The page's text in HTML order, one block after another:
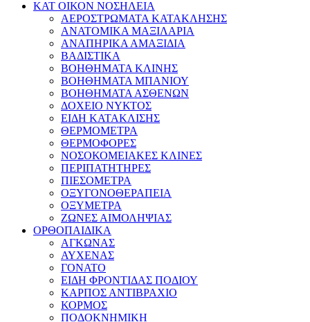
ΚΑΤ ΟΙΚΟΝ ΝΟΣΗΛΕΙΑ
ΑΕΡΟΣΤΡΩΜΑΤΑ ΚΑΤΑΚΛΗΣΗΣ
ΑΝΑΤΟΜΙΚΑ ΜΑΞΙΛΑΡΙΑ
ΑΝΑΠΗΡΙΚΑ ΑΜΑΞΙΔΙΑ
ΒΑΔΙΣΤΙΚΑ
ΒΟΗΘΗΜΑΤΑ ΚΛΙΝΗΣ
ΒΟΗΘΗΜΑΤΑ ΜΠΑΝΙΟΥ
ΒΟΗΘΗΜΑΤΑ ΑΣΘΕΝΩΝ
ΔΟΧΕΙΟ ΝΥΚΤΟΣ
ΕΙΔΗ ΚΑΤΑΚΛΙΣΗΣ
ΘΕΡΜΟΜΕΤΡΑ
ΘΕΡΜΟΦΟΡΕΣ
ΝΟΣΟΚΟΜΕΙΑΚΕΣ ΚΛΙΝΕΣ
ΠΕΡΙΠΑΤΗΤΗΡΕΣ
ΠΙΕΣΟΜΕΤΡΑ
ΟΞΥΓΟΝΟΘΕΡΑΠΕΙΑ
ΟΞΥΜΕΤΡΑ
ΖΩΝΕΣ ΑΙΜΟΛΗΨΙΑΣ
ΟΡΘΟΠΑΙΔΙΚΑ
ΑΓΚΩΝΑΣ
ΑΥΧΕΝΑΣ
ΓΟΝΑΤΟ
ΕΙΔΗ ΦΡΟΝΤΙΔΑΣ ΠΟΔΙΟΥ
ΚΑΡΠΟΣ ΑΝΤΙΒΡΑΧΙΟ
ΚΟΡΜΟΣ
ΠΟΔΟΚΝΗΜΙΚΗ